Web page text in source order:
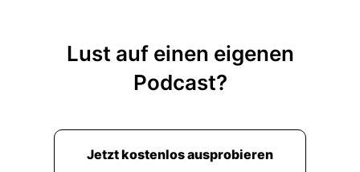
Lust auf einen eigenen
Podcast?
Jetzt kostenlos ausprobieren